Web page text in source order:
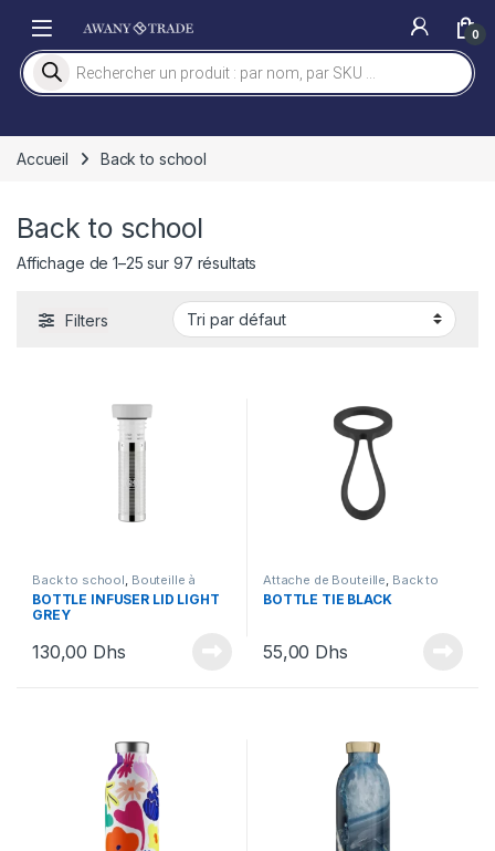
0
Recherche de produits
Accueil Back to school
Back to school
Affichage de 1–25 sur 97 résultats
Filters
Back to school Bouteille à
Infusion, Bouteilles et Lunchbox
BOTTLE INFUSER LID LIGHT
GREY
130,00 Dhs
Attache de Bouteille Back to
school ,Bouteilles et Lunchbox
BOTTLE TIE BLACK
55,00 Dhs